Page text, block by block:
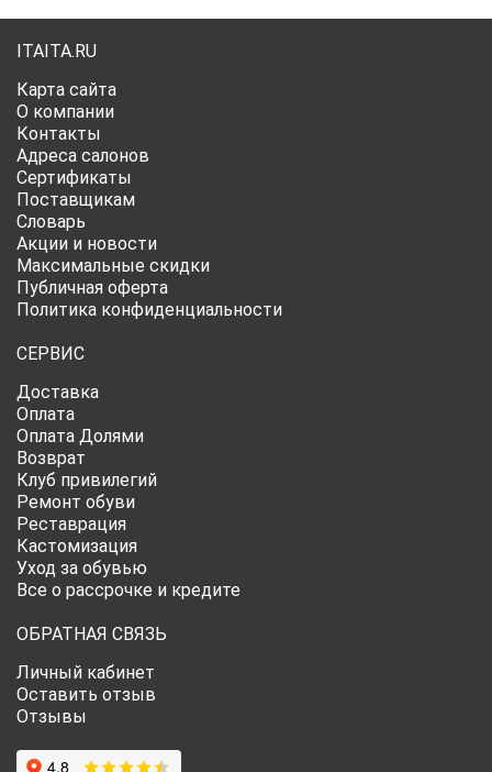
ITAITA.RU
Карта сайта
О компании
Контакты
Адреса салонов
Сертификаты
Поставщикам
Словарь
Акции и новости
Максимальные скидки
Публичная оферта
Политика конфиденциальности
СЕРВИС
Доставка
Оплата
Оплата Долями
Возврат
Клуб привилегий
Ремонт обуви
Реставрация
Кастомизация
Уход за обувью
Все о рассрочке и кредите
ОБРАТНАЯ СВЯЗЬ
Личный кабинет
Оставить отзыв
Отзывы